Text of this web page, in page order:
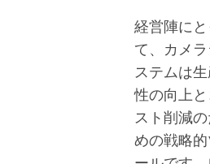
経営陣にと
て、カメラ
ステムは生
性の向上と
スト削減の
めの戦略的